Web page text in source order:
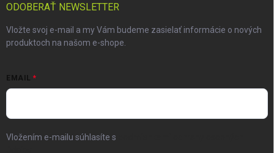
ODOBERAŤ NEWSLETTER
Vložte svoj e-mail a my Vám budeme zasielať informácie o nových
produktoch na našom e-shope.
EMAIL
Vložením e-mailu súhlasíte s